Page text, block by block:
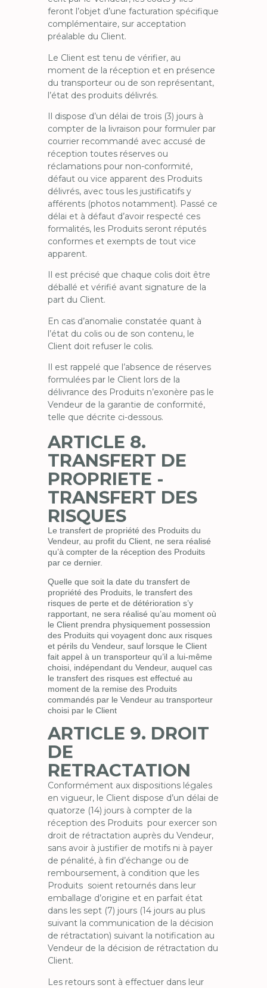
feront l’objet d’une facturation spécifique
complémentaire, sur acceptation
préalable du Client.
Le Client est tenu de vérifier, au
moment de la réception et en présence
du transporteur ou de son représentant,
l’état des produits délivrés.
Il dispose d’un délai de trois (3) jours à
compter de la livraison pour formuler par
courrier recommandé avec accusé de
réception toutes réserves ou
réclamations pour non-conformité,
défaut ou vice apparent des Produits
délivrés, avec tous les justificatifs y
afférents (photos notamment). Passé ce
délai et à défaut d’avoir respecté ces
formalités, les Produits seront réputés
conformes et exempts de tout vice
apparent.
Il est précisé que chaque colis doit être
déballé et vérifié avant signature de la
part du Client.
En cas d’anomalie constatée quant à
l’état du colis ou de son contenu, le
Client doit refuser le colis.
Il est rappelé que l’absence de réserves
formulées par le Client lors de la
délivrance des Produits n’exonère pas le
Vendeur de la garantie de conformité,
telle que décrite ci-dessous.
ARTICLE 8.
TRANSFERT DE
PROPRIETE -
TRANSFERT DES
RISQUES
Le transfert de propriété des Produits du
Vendeur, au profit du Client, ne sera réalisé
qu’à compter de la réception des Produits
par ce dernier.
Quelle que soit la date du transfert de
propriété des Produits, le transfert des
risques de perte et de détérioration s’y
rapportant, ne sera réalisé qu’au moment où
le Client prendra physiquement possession
des Produits qui voyagent donc aux risques
et périls du Vendeur, sauf lorsque le Client
fait appel à un transporteur qu’il a lui-même
choisi, indépendant du Vendeur, auquel cas
le transfert des risques est effectué au
moment de la remise des Produits
commandés par le Vendeur au transporteur
choisi par le Client
ARTICLE 9. DROIT
DE
RETRACTATION
Conformément aux dispositions légales
en vigueur, le Client dispose d’un délai de
quatorze (14) jours à compter de la
réception des Produits pour exercer son
droit de rétractation auprès du Vendeur,
sans avoir à justifier de motifs ni à payer
de pénalité, à fin d’échange ou de
remboursement, à condition que les
Produits soient retournés dans leur
emballage d’origine et en parfait état
dans les sept (7) jours (14 jours au plus
suivant la communication de la décision
de rétractation) suivant la notification au
Vendeur de la décision de rétractation du
Client.
Les retours sont à effectuer dans leur